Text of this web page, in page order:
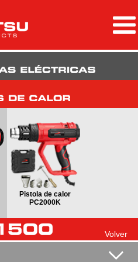
Pistola de calor
PC2000K
Volver